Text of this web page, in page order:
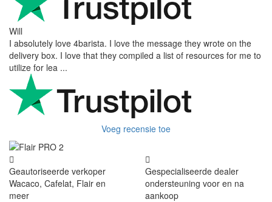
Will
I absolutely love 4barista. I love the message they wrote on the
delivery box. I love that they compiled a list of resources for me to
utilize for lea ...
Voeg recensie toe
Geautoriseerde verkoper
Wacaco, Cafelat, Flair en
meer
Gespecialiseerde dealer
ondersteuning voor en na
aankoop